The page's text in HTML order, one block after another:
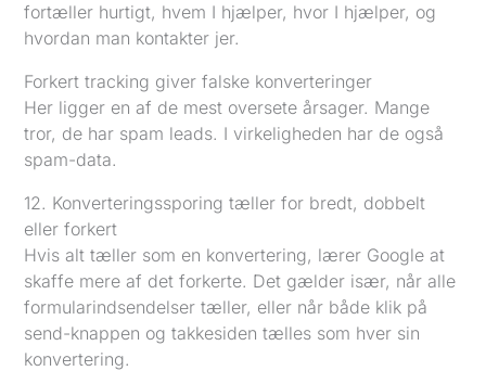
fortæller hurtigt, hvem I hjælper, hvor I hjælper, og
hvordan man kontakter jer.
Forkert tracking giver falske konverteringer
Her ligger en af de mest oversete årsager. Mange
tror, de har spam leads. I virkeligheden har de også
spam-data.
12. Konverteringssporing tæller for bredt, dobbelt
eller forkert
Hvis alt tæller som en konvertering, lærer Google at
skaffe mere af det forkerte. Det gælder især, når alle
formularindsendelser tæller, eller når både klik på
send-knappen og takkesiden tælles som hver sin
konvertering.